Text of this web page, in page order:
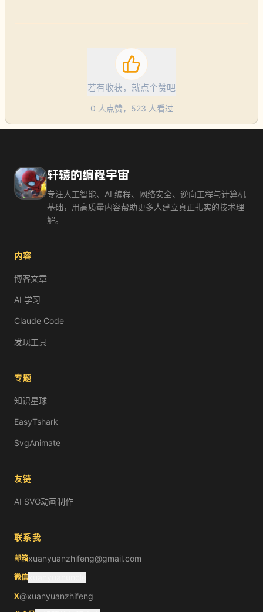
若有收获，就点个赞吧
0 人点赞， 523 人看过
轩辕的编程宇宙
专注人工智能、AI 编程、网络安全、逆向工程与计算机
基础，用高质量内容帮助更多人建立真正扎实的技术理
解。
内容
博客文章
AI 学习
Claude Code
发现工具
专题
知识星球
EasyTshark
SvgAnimate
友链
AI SVG动画制作
联系我
邮箱xuanyuanzhifeng@gmail.com
微信
X@xuanyuanzhifeng